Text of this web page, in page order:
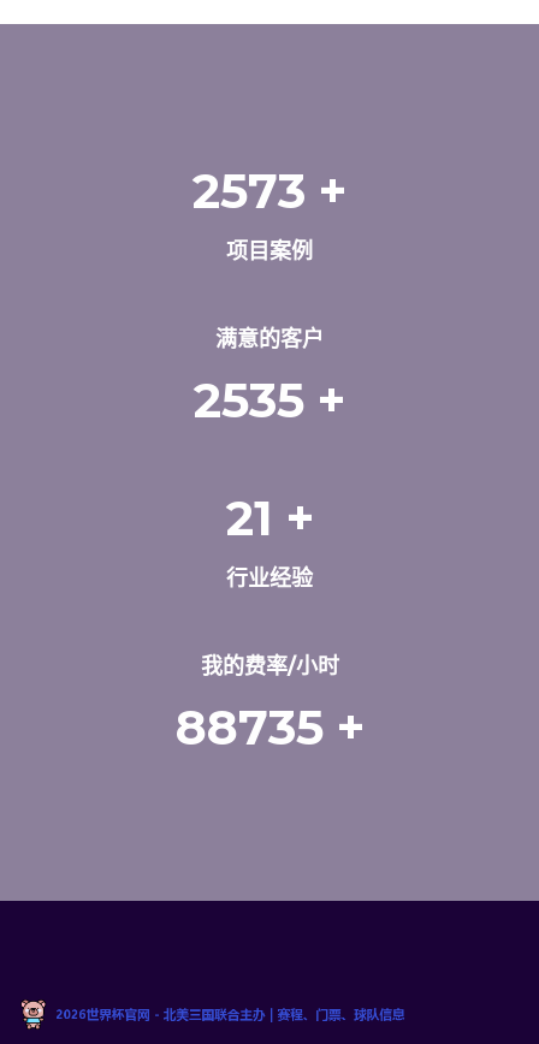
2573 +
项目案例
满意的客户
2535 +
21 +
行业经验
我的费率/小时
88735 +